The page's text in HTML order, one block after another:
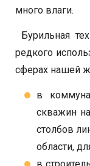
много влаги.
Бурильная
редкого
сферах нашей
в
скважин
столбов
области,